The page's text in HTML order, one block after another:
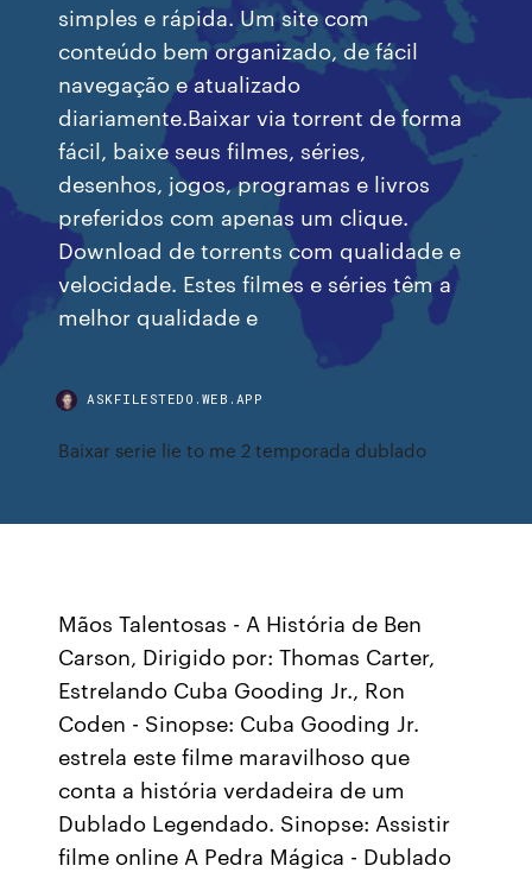
simples e rápida. Um site com
conteúdo bem organizado, de fácil
navegação e atualizado
diariamente.Baixar via torrent de forma
fácil, baixe seus filmes, séries,
desenhos, jogos, programas e livros
preferidos com apenas um clique.
Download de torrents com qualidade e
velocidade. Estes filmes e séries têm a
melhor qualidade e
ASKFILESTEDO.WEB.APP
Baixar serie lie to me 2 temporada dublado
Mãos Talentosas - A História de Ben
Carson, Dirigido por: Thomas Carter,
Estrelando Cuba Gooding Jr., Ron
Coden - Sinopse: Cuba Gooding Jr.
estrela este filme maravilhoso que
conta a história verdadeira de um
Dublado Legendado. Sinopse: Assistir
filme online A Pedra Mágica - Dublado